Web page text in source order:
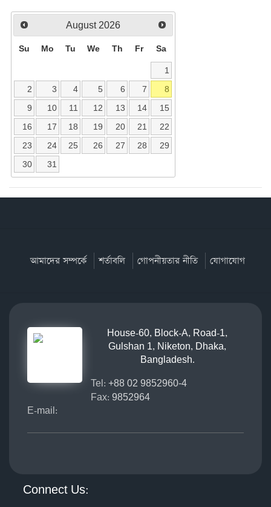
August 2026
Su Mo Tu We Th Fr Sa
1
2
3 4 5 6 7
8
9
10 11 12 13 14
15
16
17 18 19 20 21
22
23
24 25 26 27 28
29
30
31
আমাদের সম্পর্কে শর্তাবলি গোপনীয়তার নীতি যোগাযোগ
House-60, Block-A, Road-1,
Gulshan 1, Niketon, Dhaka,
Bangladesh.
Tel: +88 02 9852960-4
Fax: 9852964
E-mail:
Connect Us: